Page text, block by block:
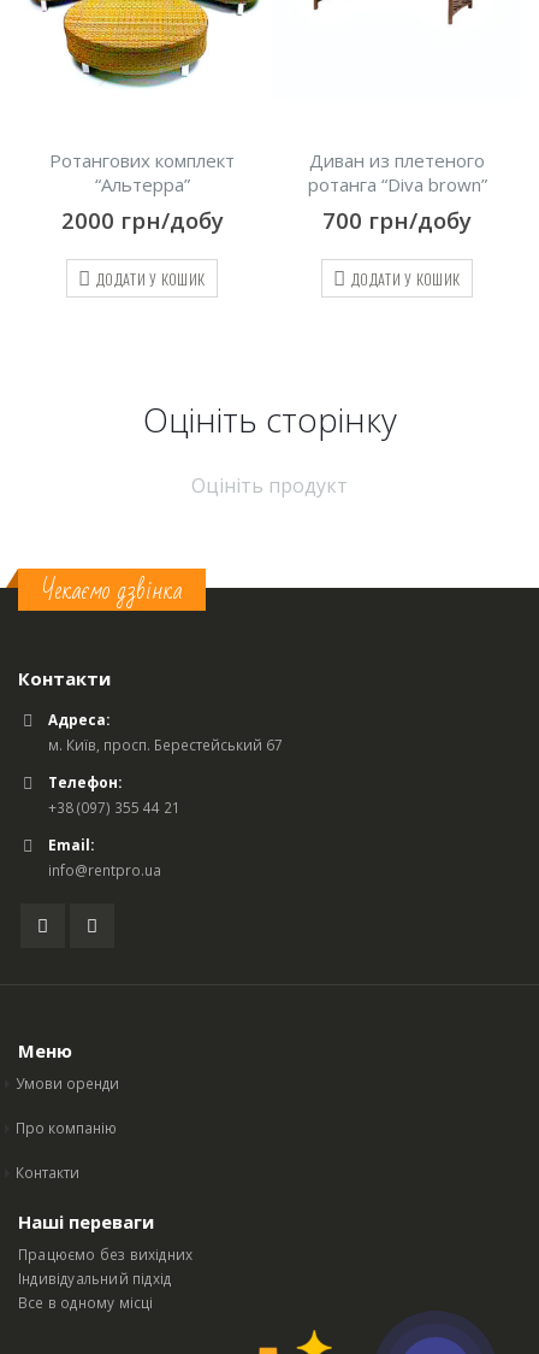
Ротангових комплект
“Альтерра”
2000 грн/добу
ДОДАТИ У КОШИК
Диван из плетеного
ротанга “Diva brown”
700 грн/добу
ДОДАТИ У КОШИК
Оцініть cторінку
Оцініть продукт
Чекаємо дзвінка
Контакти
Адреса:
м. Київ, просп. Берестейський 67
Телефон:
+38 (097) 355 44 21
Email:
info@rentpro.ua
Меню
Умови оренди
Про компанію
Контакти
Наші переваги
Працюємо без вихідних
Індивідуальний підхід
Все в одному місці